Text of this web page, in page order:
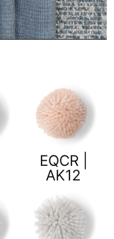
EQCR |
AK12